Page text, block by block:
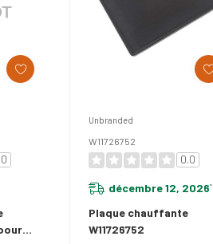
Unbranded
W11726752
0.0
décembre 12, 2026*
Plaque chauffante
W11726752